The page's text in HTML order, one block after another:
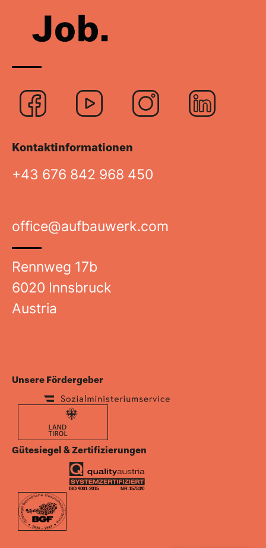
Logo
Facebook
Logo
Youtube
LogoLogo
Kontaktinformationen
+43 676 842 968 450
office@aufbauwerk.com
Rennweg 17b
6020 Innsbruck
Austria
Unsere Fördergeber
Gütesiegel & Zertifizierungen